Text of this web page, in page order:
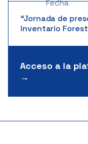
“Jornada de
Inventario
Acceso a la
→